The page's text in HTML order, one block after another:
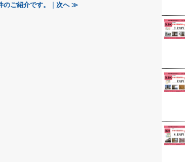
のご紹介です。｜次へ ≫